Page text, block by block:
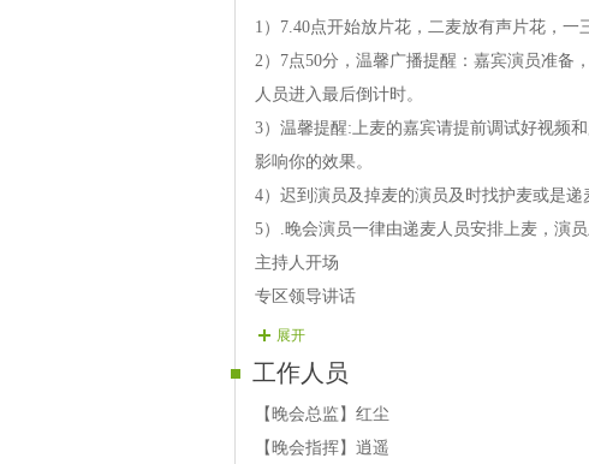
【晚会20】紫燕 歌曲 金达莱盛开的地方
【晚会21】朦胧 歌曲《我心若玫瑰》
【晚会22】秋水云裳 歌曲《一挥衣袖》
【晚会23】 逍遥 歌曲《今夜不醉不归》
1）7.40点开始放片花，二麦放有声片花，一
2）7点50分，温馨广播提醒：嘉宾演员准备
人员进入最后倒计时。
3）温馨提醒:上麦的嘉宾请提前调试好视频
影响你的效果。
4）迟到演员及掉麦的演员及时找护麦或是递
5）.晚会演员一律由递麦人员安排上麦，演
主持人开场
专区领导讲话
开场舞
嘉宾献艺
展开
工作人员
【晚会总监】红尘
【晚会指挥】逍遥